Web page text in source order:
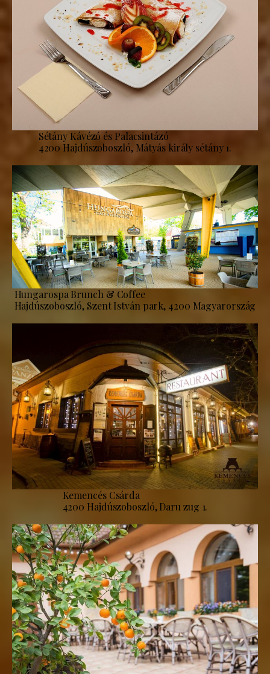
Sétány Kávézó és Palacsintázó
4200 Hajdúszoboszló, Mátyás király sétány 1.
Hungarospa Brunch & Coffee
Hajdúszoboszló, Szent István park, 4200 Magyarország
Kemencés Csárda
4200 Hajdúszoboszló, Daru zug 1.